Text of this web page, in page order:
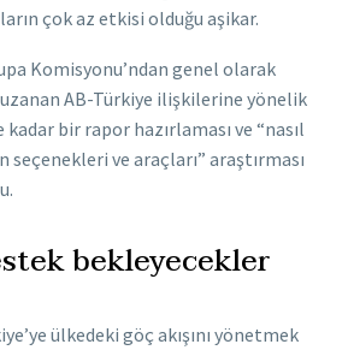
çok az etkisi olduğu aşikar.
Komisyonu’ndan genel olarak
AB-Türkiye ilişkilerine yönelik
kadar bir rapor hazırlaması ve “nasıl
ve araçları” araştırması
bekleyecekler
ülkedeki göç akışını yönetmek